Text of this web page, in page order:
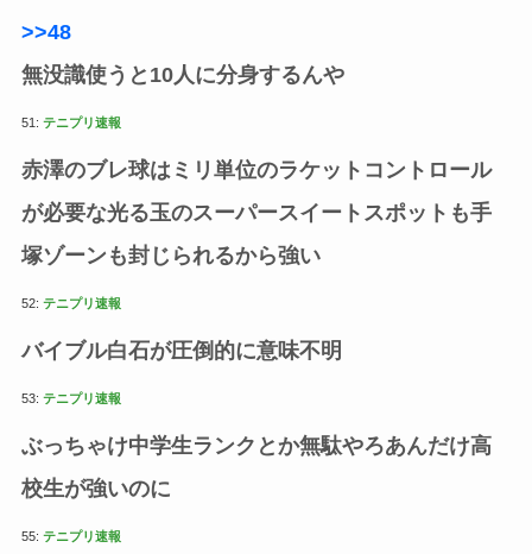
>>48
無没識使うと10人に分身するんや
51: テニプリ速報
赤澤のブレ球はミリ単位のラケットコントロール
が必要な光る玉のスーパースイートスポットも手
塚ゾーンも封じられるから強い
52: テニプリ速報
バイブル白石が圧倒的に意味不明
53: テニプリ速報
ぶっちゃけ中学生ランクとか無駄やろあんだけ高
校生が強いのに
55: テニプリ速報